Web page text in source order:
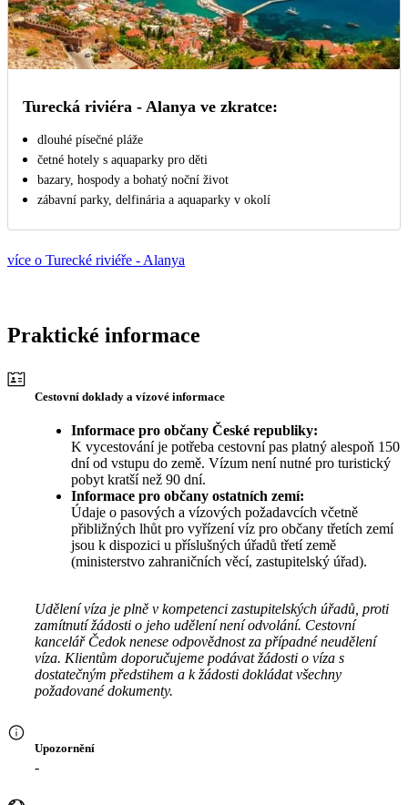
Turecká riviéra - Alanya ve zkratce:
dlouhé písečné pláže
četné hotely s aquaparky pro děti
bazary, hospody a bohatý noční život
zábavní parky, delfinária a aquaparky v okolí
více o Turecké riviéře - Alanya
Praktické informace
Cestovní doklady a vízové informace
Informace pro občany České republiky:
K vycestování je potřeba cestovní pas platný alespoň 150
dní od vstupu do země. Vízum není nutné pro turistický
pobyt kratší než 90 dní.
Informace pro občany ostatních zemí:
Údaje o pasových a vízových požadavcích včetně
přibližných lhůt pro vyřízení víz pro občany třetích zemí
jsou k dispozici u příslušných úřadů třetí země
(ministerstvo zahraničních věcí, zastupitelský úřad).
Udělení víza je plně v kompetenci zastupitelských úřadů, proti
zamítnutí žádosti o jeho udělení není odvolání. Cestovní
kancelář Čedok nenese odpovědnost za případné neudělení
víza. Klientům doporučujeme podávat žádosti o víza s
dostatečným předstihem a k žádosti dokládat všechny
požadované dokumenty.
Upozornění
-